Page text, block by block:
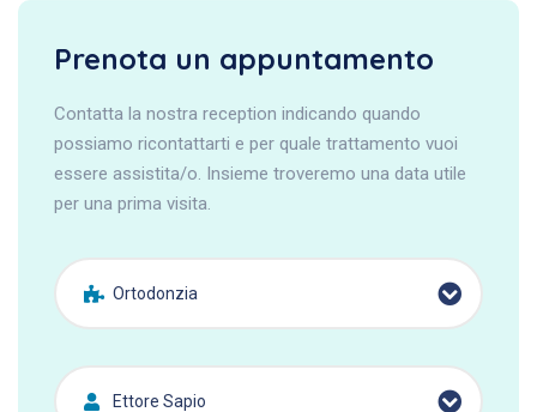
Prenota un appuntamento
Contatta la nostra reception indicando quando
possiamo ricontattarti e per quale trattamento vuoi
essere assistita/o. Insieme troveremo una data utile
per una prima visita.
Ortodonzia
Ettore Sapio